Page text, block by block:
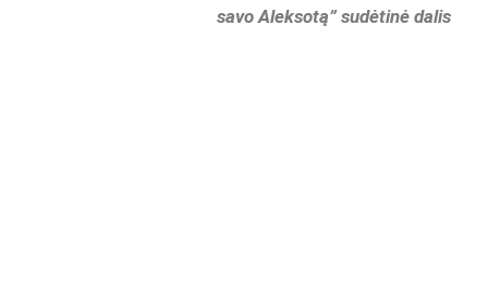
savo Aleksotą” sudėtinė dalis